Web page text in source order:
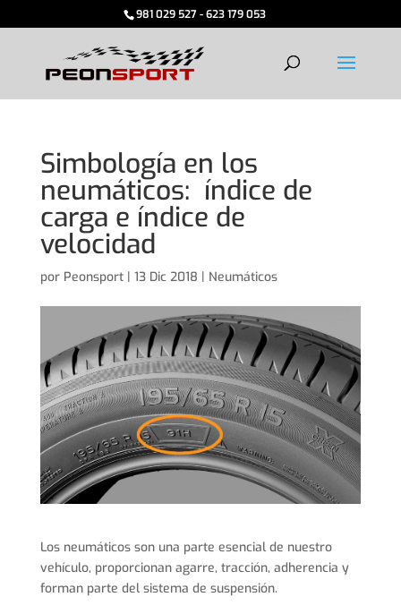
981 029 527 - 623 179 053
Simbología en los
neumáticos: índice de
carga e índice de
velocidad
por Peonsport| 13 Dic 2018 | Neumáticos
Los neumáticos son una parte esencial de nuestro
vehículo, proporcionan agarre, tracción, adherencia y
forman parte del sistema de suspensión.